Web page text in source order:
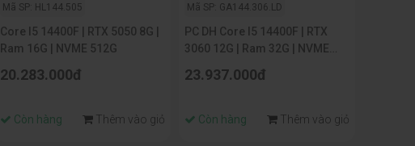
Mã SP: HL144.505
Core I5 14400F | RTX 5050 8G |
Ram 16G | NVME 512G
20.283.000đ
Còn hàng Thêm vào giỏ
Mã SP: GA144.306.LD
PC DH Core I5 14400F | RTX
3060 12G | Ram 32G | NVME
23.937.000đ
Còn hàng Thêm vào giỏ